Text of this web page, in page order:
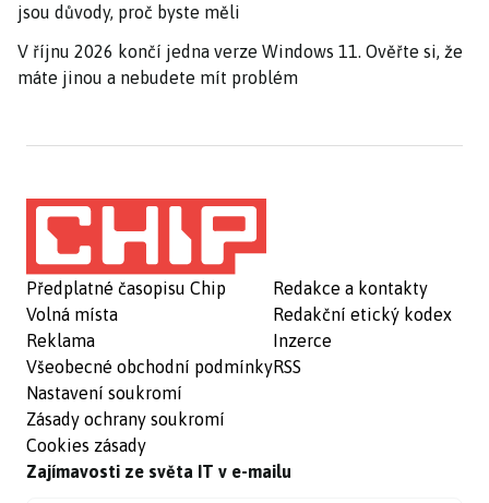
jsou důvody, proč byste měli
V říjnu 2026 končí jedna verze Windows 11. Ověřte si, že
máte jinou a nebudete mít problém
Předplatné časopisu Chip
Volná místa
Reklama
Všeobecné obchodní podmínky
Nastavení soukromí
Zásady ochrany soukromí
Cookies zásady
Redakce a kontakty
Redakční etický kodex
Inzerce
RSS
Zajímavosti ze světa IT v e-mailu